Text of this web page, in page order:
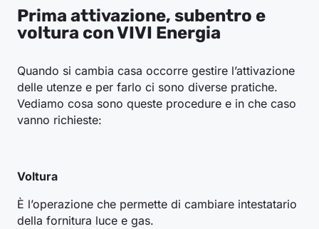
Prima attivazione, subentro e
voltura con VIVI Energia
Quando si cambia casa occorre gestire l’attivazione
delle utenze e per farlo ci sono diverse pratiche.
Vediamo cosa sono queste procedure e in che caso
vanno richieste:
Voltura
È l’operazione che permette di cambiare intestatario
della fornitura luce e gas.